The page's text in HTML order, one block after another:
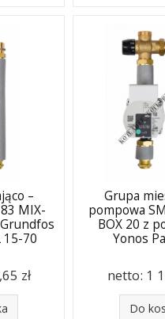
–
MIX-
15-70
zł
Grupa
pompowa
BOX 20 z
Yonos
netto: 1
Do